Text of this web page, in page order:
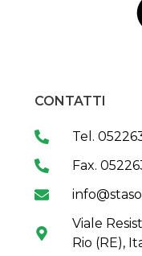
CONTATTI
Tel.
Fax.
Viale
Rio (RE),